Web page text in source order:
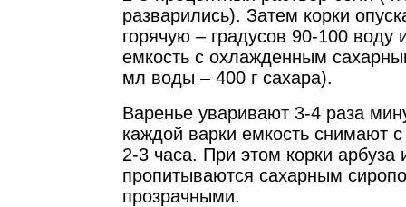
разварились). Затем корки
горячую – градусов 90-100 воду
емкость с охлажденным
мл воды – 400 г сахара).
Варенье уваривают 3-4 раза
каждой варки емкость снимают
2-3 часа. При этом корки арбуза
пропитываются сахарным
прозрачными.